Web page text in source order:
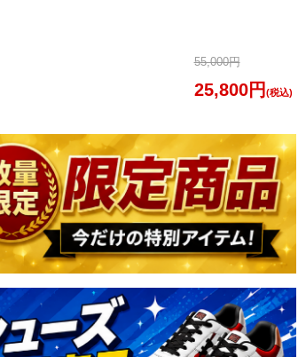
55,000円
25,800円 (税込)